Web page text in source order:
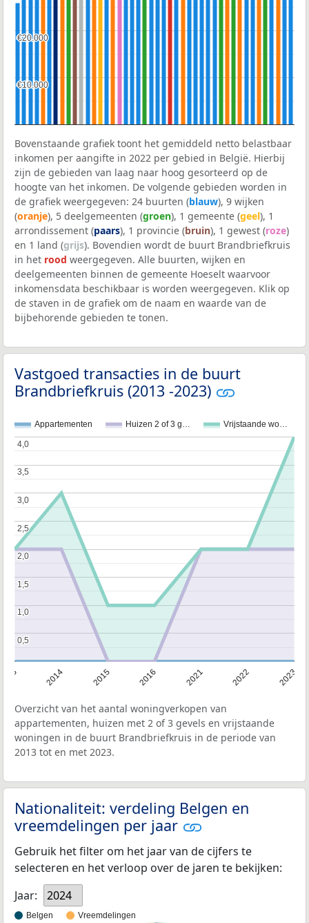
€10.000
€10.000
€20.000
€20.000
Bovenstaande grafiek toont het gemiddeld netto belastbaar
inkomen per aangifte in 2022 per gebied in België. Hierbij
zijn de gebieden van laag naar hoog gesorteerd op de
hoogte van het inkomen. De volgende gebieden worden in
de grafiek weergegeven: 24 buurten (blauw), 9 wijken
(oranje), 5 deelgemeenten (groen), 1 gemeente (geel), 1
arrondissement (paars), 1 provincie (bruin), 1 gewest (roze)
en 1 land (grijs). Bovendien wordt de buurt Brandbriefkruis
in het rood weergegeven. Alle buurten, wijken en
deelgemeenten binnen de gemeente Hoeselt waarvoor
inkomensdata beschikbaar is worden weergegeven. Klik op
de staven in de grafiek om de naam en waarde van de
bijbehorende gebieden te tonen.
Vastgoed transacties in de buurt
Brandbriefkruis (2013 -2023)
Appartementen Huizen 2 of 3 g… Vrijstaande wo…
2014 2015 2016 2021 2022 2023
0,5
0,5
1,0
1,0
1,5
1,5
2,0
2,0
2,5
2,5
3,0
3,0
3,5
3,5
4,0
4,0
Overzicht van het aantal woningverkopen van
appartementen, huizen met 2 of 3 gevels en vrijstaande
woningen in de buurt Brandbriefkruis in de periode van
2013 tot en met 2023.
Nationaliteit: verdeling Belgen en
vreemdelingen per jaar
Gebruik het filter om het jaar van de cijfers te
selecteren en het verloop over de jaren te bekijken:
Jaar:
2024
Belgen Vreemdelingen